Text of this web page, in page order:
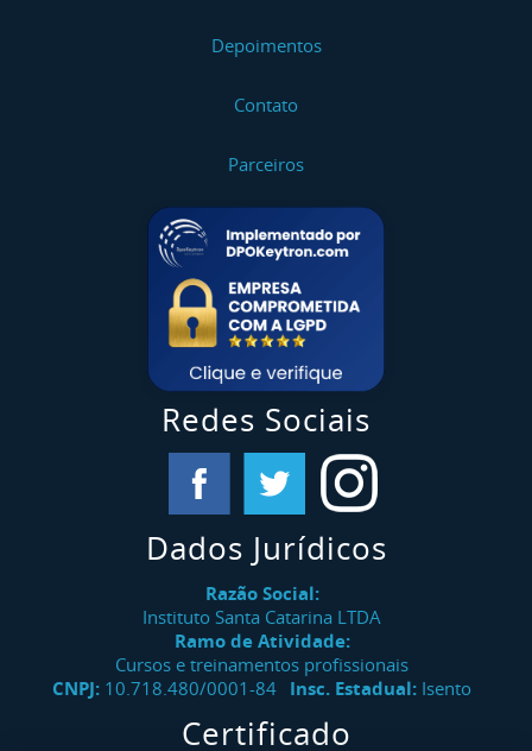
Depoimentos
Contato
Parceiros
Redes Sociais
Dados Jurídicos
Razão Social:
Instituto Santa Catarina LTDA
Ramo de Atividade:
Cursos e treinamentos profissionais
CNPJ: 10.718.480/0001-84 Insc. Estadual: Isento
Certificado